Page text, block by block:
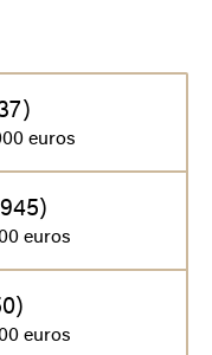
euros
euros
euros